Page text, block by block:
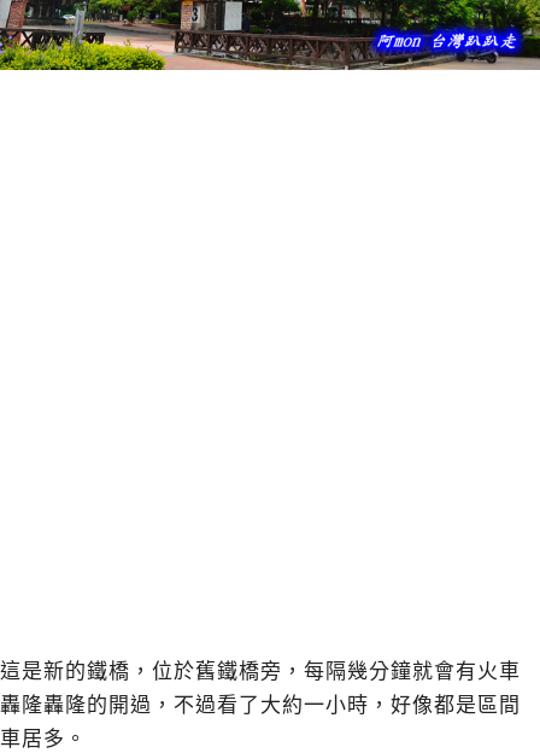
這是新的鐵橋，位於舊鐵橋旁，每隔幾分鐘就會有火車
轟隆轟隆的開過，不過看了大約一小時，好像都是區間
車居多。